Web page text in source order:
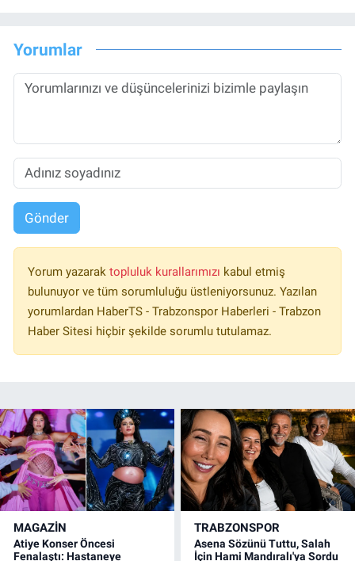
Yorumlar
Gönder
Yorum yazarak topluluk kurallarımızı kabul etmiş
bulunuyor ve tüm sorumluluğu üstleniyorsunuz. Yazılan
yorumlardan HaberTS - Trabzonspor Haberleri - Trabzon
Haber Sitesi hiçbir şekilde sorumlu tutulamaz.
MAGAZİN
Atiye Konser Öncesi
Fenalaştı: Hastaneye
TRABZONSPOR
Asena Sözünü Tuttu, Salah
İçin Hami Mandıralı'ya Sordu